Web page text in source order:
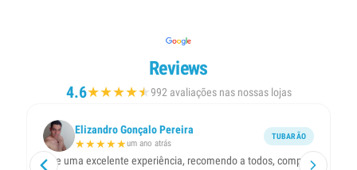
Reviews
4.6★★★★★
★992 avaliações nas nossas lojas
Elizandro Gonçalo Pereira
★★★★★um ano atrás
TUBARÃO
Tive uma excelente experiência, recomendo a todos, comprei